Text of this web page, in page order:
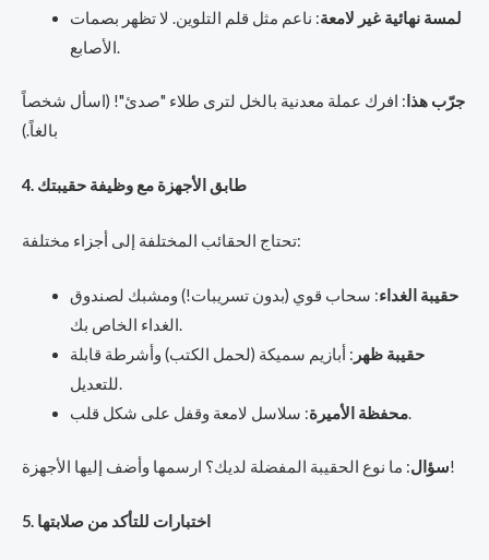
لمسة نهائية غير لامعة: ناعم مثل قلم التلوين. لا تظهر بصمات
الأصابع.
جرّب هذا : افرك عملة معدنية بالخل لترى طلاء "صدئ"! (اسأل شخصاً
بالغاً.)
4. طابق الأجهزة مع وظيفة حقيبتك
تحتاج الحقائب المختلفة إلى أجزاء مختلفة:
حقيبة الغداء: سحاب قوي (بدون تسريبات!) ومشبك لصندوق
الغداء الخاص بك.
حقيبة ظهر : أبازيم سميكة (لحمل الكتب) وأشرطة قابلة
للتعديل.
محفظة الأميرة: سلاسل لامعة وقفل على شكل قلب.
سؤال: ما نوع الحقيبة المفضلة لديك؟ ارسمها وأضف إليها الأجهزة!
5. اختبارات للتأكد من صلابتها